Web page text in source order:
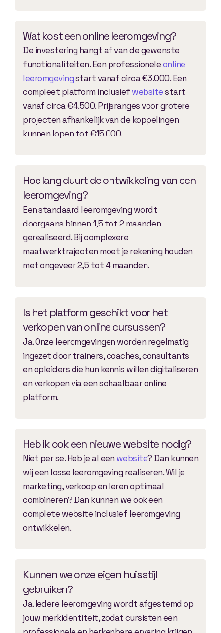
Wat kost een online leeromgeving?
De investering hangt af van de gewenste
functionaliteiten. Een professioneleonline
leeromgevingstart vanaf circa €3.000. Een
compleet platform inclusief websitestart
vanaf circa €4.500. Prijsranges voor grotere
projecten afhankelijk van de koppelingen
kunnen lopen tot €15.000.
Hoe lang duurt de ontwikkeling van een
leeromgeving?
Een standaard leeromgeving wordt
doorgaans binnen 1,5 tot 2 maanden
gerealiseerd. Bij complexere
maatwerktrajecten moet je rekening houden
met ongeveer 2,5 tot 4 maanden.
Is het platform geschikt voor het
verkopen van online cursussen?
Ja. Onze leeromgevingen worden regelmatig
ingezet door trainers, coaches, consultants
en opleiders die hun kennis willen digitaliseren
en verkopen via een schaalbaar online
platform.
Heb ik ook een nieuwe website nodig?
Niet per se. Heb je al een website? Dan kunnen
wij een losse leeromgeving realiseren. Wil je
marketing, verkoop en leren optimaal
combineren? Dan kunnen we ook een
complete website inclusief leeromgeving
ontwikkelen.
Kunnen we onze eigen huisstijl
gebruiken?
Ja. Iedere leeromgeving wordt afgestemd op
jouw merkidentiteit, zodat cursisten een